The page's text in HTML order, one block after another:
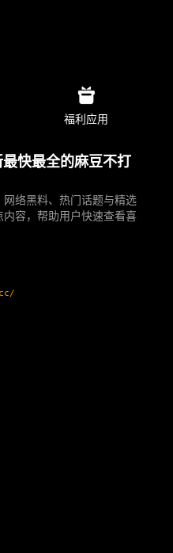
福利应用
快最全的麻豆不打
络黑料、热门话题与精选
容，帮助用户快速查看喜